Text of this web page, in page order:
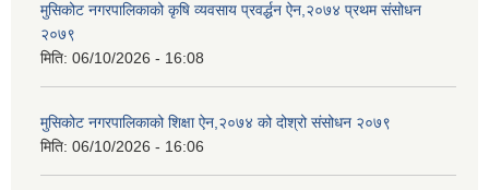
मुसिकोट नगरपालिकाको कृषि व्यवसाय प्रवर्द्धन ऐन,२०७४ प्रथम संसोधन
२०७९
मिति: 06/10/2026 - 16:08
मुसिकोट नगरपालिकाको शिक्षा ऐन,२०७४ को दोश्रो संसोधन २०७९
मिति: 06/10/2026 - 16:06